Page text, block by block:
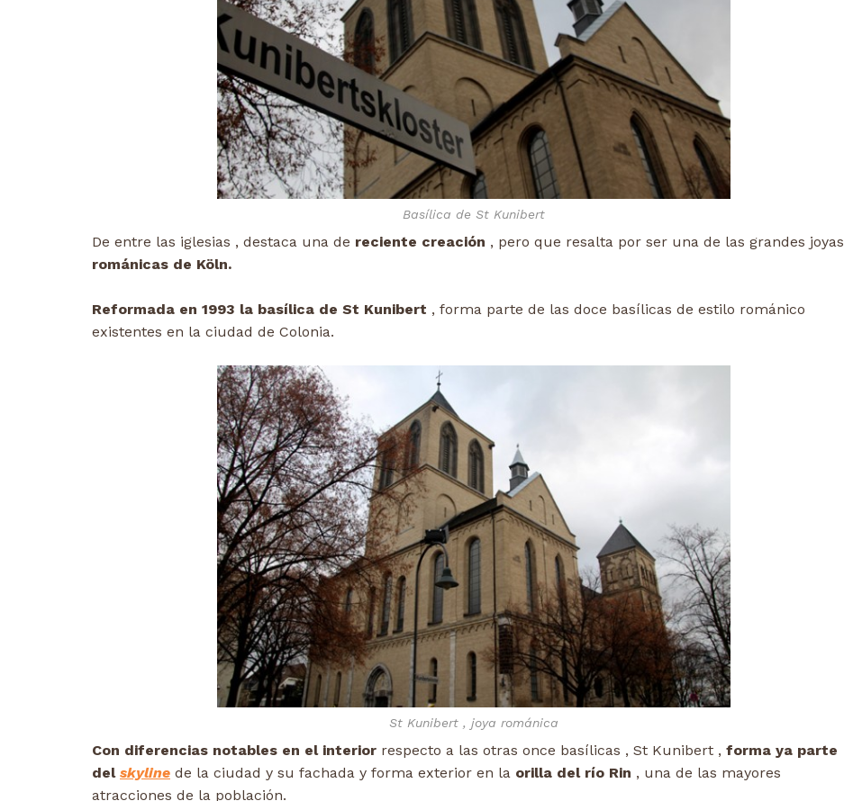
Basílica de St Kunibert
De entre las iglesias , destaca una de reciente creación , pero que resalta por ser una de las grandes joyas
románicas de Köln.
Reformada en 1993 la basílica de St Kunibert , forma parte de las doce basílicas de estilo románico
existentes en la ciudad de Colonia.
St Kunibert , joya románica
Con diferencias notables en el interior respecto a las otras once basílicas , St Kunibert , forma ya parte
del skyline de la ciudad y su fachada y forma exterior en la orilla del río Rin , una de las mayores
atracciones de la población.